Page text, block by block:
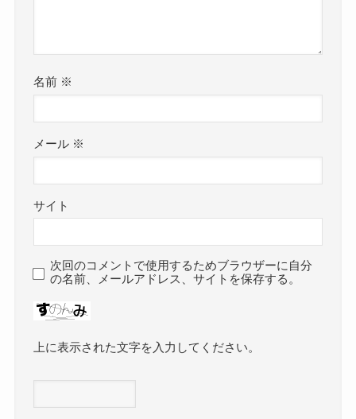
名前 ※
メール ※
サイト
次回のコメントで使用するためブラウザーに自分
の名前、メールアドレス、サイトを保存する。
上に表示された文字を入力してください。